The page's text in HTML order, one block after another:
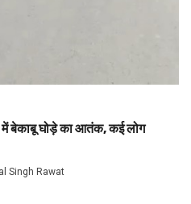
में बेकाबू घोड़े का आतंक, कई लोग
Singh Rawat